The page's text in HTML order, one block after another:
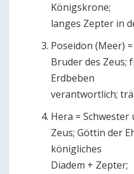
Königskrone;
langes Zepter in
Poseidon (Meer)
Bruder des Zeus;
Erdbeben
verantwortlich;
Hera =
Zeus; Göttin der
königliches
Diadem + Zepter;